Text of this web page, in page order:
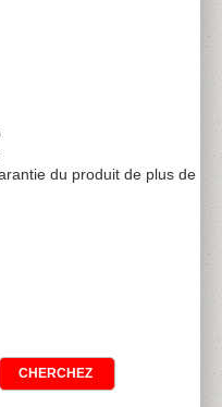
du produit de plus de